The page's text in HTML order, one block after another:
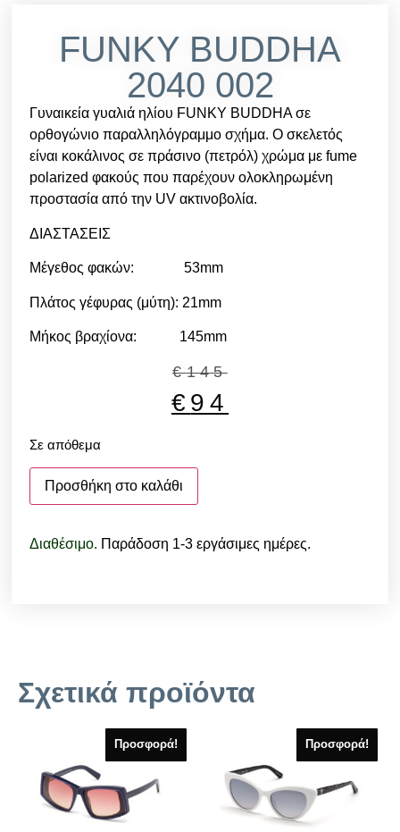
FUNKY BUDDHA
2040 002
Γυναικεία γυαλιά ηλίου FUNKY BUDDHA σε
ορθογώνιο παραλληλόγραμμο σχήμα. Ο σκελετός
είναι κοκάλινος σε πράσινο (πετρόλ) χρώμα με fume
polarized φακούς που παρέχουν ολοκληρωμένη
προστασία από την UV ακτινοβολία.
ΔΙΑΣΤΑΣΕΙΣ
Μέγεθος φακών: 53mm
Πλάτος γέφυρας (μύτη): 21mm
Μήκος βραχίονα: 145mm
€145
€ 94
Σε απόθεμα
Προσθήκη στο καλάθι
Διαθέσιμο. Παράδοση 1-3 εργάσιμες ημέρες.
Σχετικά προϊόντα
Προσφορά! Προσφορά!